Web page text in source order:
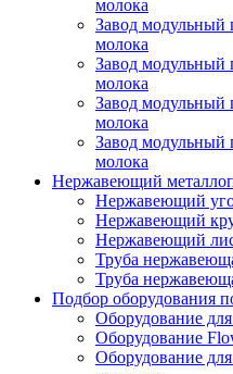
молока
Завод модульный
молока
Завод модульный
молока
Завод модульный
молока
Завод модульный
молока
Нержавеющий
Нержавеющий
Нержавеющий
Нержавеющий
Труба
Труба
Подбор оборудования
Оборудование
Оборудование
Оборудование